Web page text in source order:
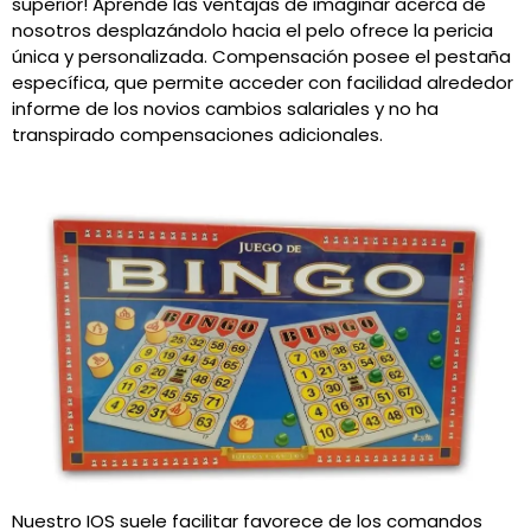
nosotros desplazándolo hacia el pelo ofrece la pericia
única y personalizada. Compensación posee el pestaña
específica, que permite acceder con facilidad alrededor
informe de los novios cambios salariales y no ha
transpirado compensaciones adicionales.
Nuestro IOS suele facilitar favorece de los comandos